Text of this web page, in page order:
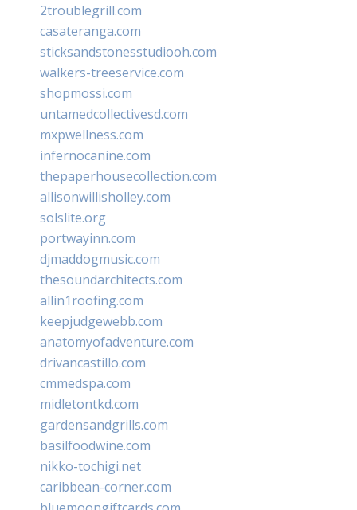
2troublegrill.com
casateranga.com
sticksandstonesstudiooh.com
walkers-treeservice.com
shopmossi.com
untamedcollectivesd.com
mxpwellness.com
infernocanine.com
thepaperhousecollection.com
allisonwillisholley.com
solslite.org
portwayinn.com
djmaddogmusic.com
thesoundarchitects.com
allin1roofing.com
keepjudgewebb.com
anatomyofadventure.com
drivancastillo.com
cmmedspa.com
midletontkd.com
gardensandgrills.com
basilfoodwine.com
nikko-tochigi.net
caribbean-corner.com